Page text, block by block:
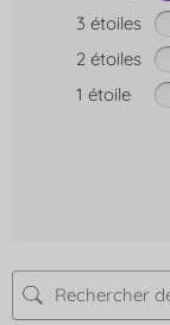
3 étoiles
2 étoiles
1 étoile